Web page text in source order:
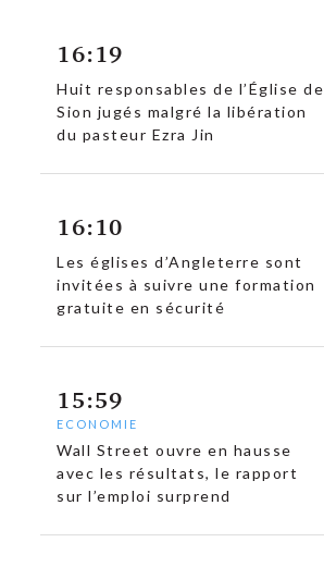
16:19
Huit responsables de l’Église de
Sion jugés malgré la libération
du pasteur Ezra Jin
16:10
Les églises d’Angleterre sont
invitées à suivre une formation
gratuite en sécurité
15:59
ECONOMIE
Wall Street ouvre en hausse
avec les résultats, le rapport
sur l’emploi surprend